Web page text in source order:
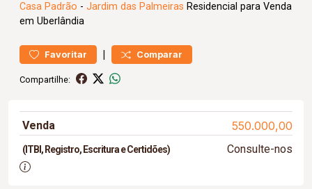
Casa Padrão - Jardim das Palmeiras Residencial para Venda
em Uberlândia
Favoritar | Comparar
Compartilhe:
Venda 550.000,00
(ITBI, Registro, Escritura e Certidões) Consulte-nos